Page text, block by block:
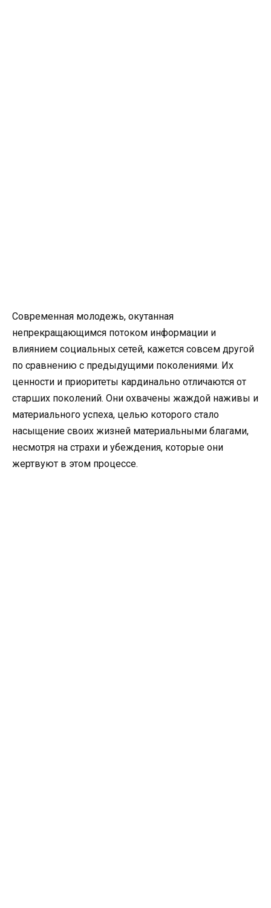
Современная молодежь, окутанная
непрекращающимся потоком информации и
влиянием социальных сетей, кажется совсем другой
по сравнению с предыдущими поколениями. Их
ценности и приоритеты кардинально отличаются от
старших поколений. Они охвачены жаждой наживы и
материального успеха, целью которого стало
насыщение своих жизней материальными благами,
несмотря на страхи и убеждения, которые они
жертвуют в этом процессе.